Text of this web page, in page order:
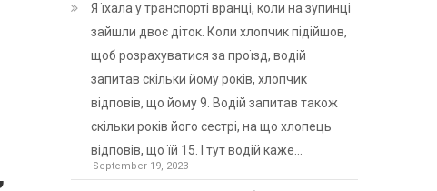
Я їхала у транспорті вранці, коли на зупинці
зайшли двоє діток. Коли хлопчик підійшов,
щоб розрахуватися за проїзд, водій
запитав скільки йому років, хлопчик
відповів, що йому 9. Водій запитав також
скільки років його сестрі, на що хлопець
відповів, що їй 15. І тут водій каже…
September 19, 2023